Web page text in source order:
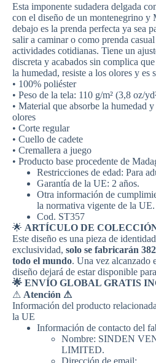
Esta imponente sudadera delgada
con el diseño de un montenegrino y
debajo es la prenda perfecta ya sea
salir a caminar o como prenda
actividades cotidianas. Tiene un
discreta y acabados sin complica
la humedad, resiste a los olores y es
• 100% poliéster
• Peso de la tela: 110 g/m² (3,8 oz/
• Material que absorbe la humedad y
olores
• Corte regular
• Cuello de cadete
• Cremallera a juego
• Producto base procedente de
Restricciones de edad: Para
Garantía de la UE: 2 años.
Otra información de
la normativa vigente de la UE.
Cod. ST357
🌟 ARTÍCULO DE
Este diseño es una pieza de
exclusividad, solo se fabricarán
todo el mundo. Una vez alcanzado
diseño dejará de estar disponible
🌟 ENVÍO GLOBAL GRATIS
⚠ Atención ⚠
Información del producto
la UE
Información de contacto del
Nombre: SINDEN
LIMITED.
Dirección de email: